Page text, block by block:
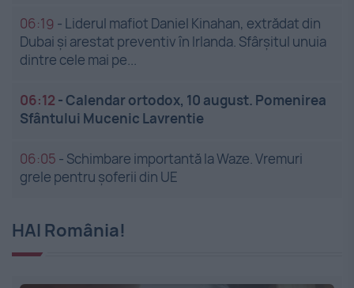
06:19 - Liderul mafiot Daniel Kinahan, extrădat din
Dubai și arestat preventiv în Irlanda. Sfârșitul unuia
dintre cele mai pe...
06:12 -Calendar ortodox, 10 august. Pomenirea
Sfântului Mucenic Lavrentie
06:05 - Schimbare importantă la Waze. Vremuri
grele pentru șoferii din UE
HAI România!